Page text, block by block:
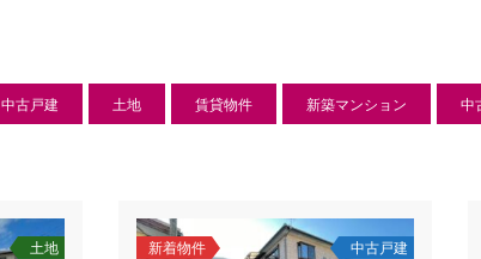
中古戸建 土地 賃貸物件 新築マンション 中
土地
新着物件
中古戸建